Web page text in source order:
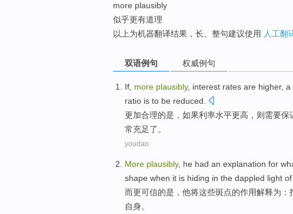
more plausibly
似乎更有道理
以上为机器翻译结果，长、整句建议使用 人工翻
双语例句 权威例句
If more plausibly, interest rates are higher, a
ratio is to be reduced
更加合理的是 ， 如果利率水平更高 ，则 需要保
常充足了。
youdao
More plausibly, he had an explanation for
shape when it is hiding in the dappled light of
而更可信的是 ， 他将这些斑点的作用解释为
自身。